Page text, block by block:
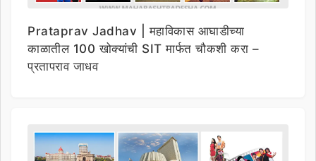
Prataprav Jadhav | महाविकास आघाडीच्या
काळातील 100 खोक्यांची SIT मार्फत चौकशी करा –
प्रतापराव जाधव